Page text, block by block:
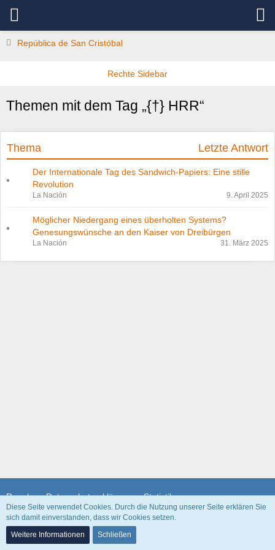
República de San Cristóbal
Themen mit dem Tag „{†} HRR“
Thema Letzte Antwort
Der Internationale Tag des Sandwich-Papiers: Eine stille
Revolution
La Nación 9. April 2025
Möglicher Niedergang eines überholten Systems?
Genesungswünsche an den Kaiser von Dreibürgen
La Nación 31. März 2025
Regeln Datenschutzerklärung Statistik
Community-Software:
Diese Seite verwendet Cookies. Durch die Nutzung unserer Seite erklären Sie
sich damit einverstanden, dass wir Cookies setzen.
Weitere Informationen
Schließen